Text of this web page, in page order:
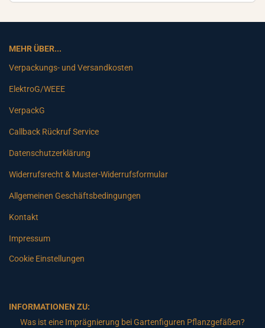
MEHR ÜBER...
Verpackungs- und Versandkosten
ElektroG/WEEE
VerpackG
Callback Rückruf Service
Datenschutzerklärung
Widerrufsrecht & Muster-Widerrufsformular
Allgemeinen Geschäftsbedingungen
Kontakt
Impressum
Cookie Einstellungen
INFORMATIONEN ZU:
Was ist eine Imprägnierung bei Gartenfiguren Pflanzgefäßen?